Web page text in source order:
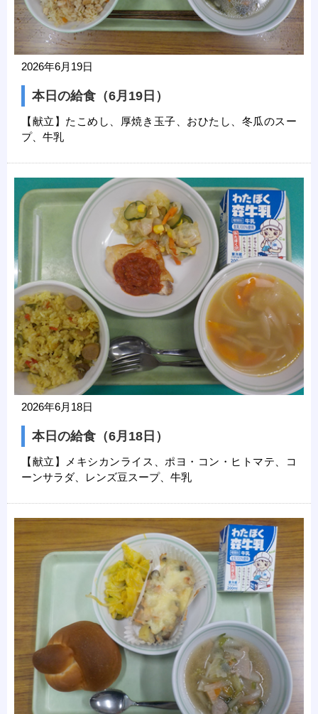
2026年6月19日
本日の給食（6月19日）
【献立】たこめし、厚焼き玉子、おひたし、冬瓜のスー
プ、牛乳
2026年6月18日
本日の給食（6月18日）
【献立】メキシカンライス、ポヨ・コン・ヒトマテ、コ
ーンサラダ、レンズ豆スープ、牛乳